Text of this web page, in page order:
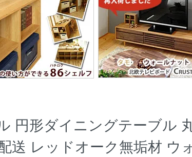
円形ダイニングテーブル
送 レッドオーク無垢材 ウ